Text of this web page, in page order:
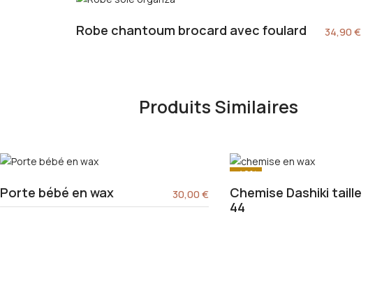
Robe chantoum brocard avec foulard 34,90€
Produits Similaires
Porte bébé en wax 30,00€
-40%
Chemise Dashiki taille
44